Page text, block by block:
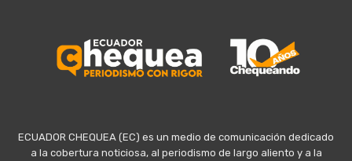
ECUADOR CHEQUEA (EC) es un medio de comunicación dedicado
a la cobertura noticiosa, al periodismo de largo aliento y a la